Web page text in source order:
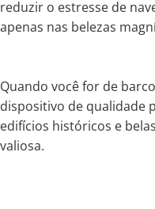
reduzir o estresse de
apenas nas belezas
Quando você for de
dispositivo de qualidade
edifícios históricos e
valiosa.